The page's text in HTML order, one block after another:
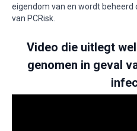
eigendom van en wordt beheerd
van PCRisk.
Video die uitlegt
genomen in geval